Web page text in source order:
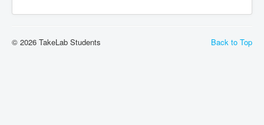
Back to Top
© 2026 TakeLab Students